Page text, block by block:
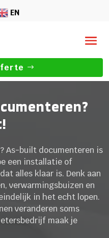
EN
As-built documenteren is
een installatie of
alles klaar is. Denk aan
verwarmingsbuizen en
in het echt lopen.
veranderen soms
maak je